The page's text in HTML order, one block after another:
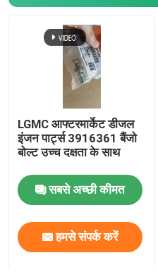
LGMC आफ्टरमार्केट डीजल
इंजन पार्ट्स 3916361 बैंजो
बोल्ट उच्च दक्षता के साथ
सबसे अच्छी कीमत
हमसे संपर्क करें